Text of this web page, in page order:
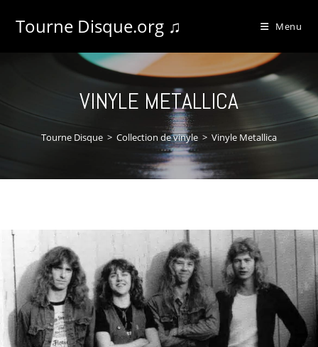
Tourne Disque.org ♫ Menu
VINYLE METALLICA
Tourne Disque > Collection de vinyle > Vinyle Metallica